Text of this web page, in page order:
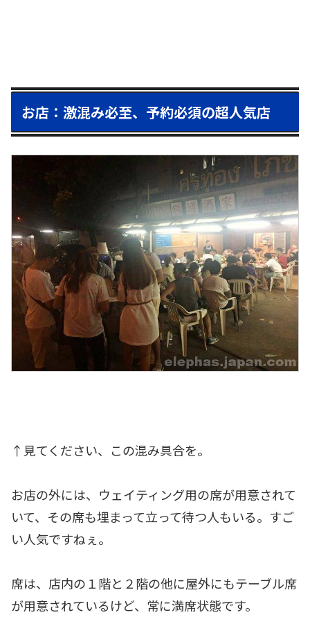
お店：激混み必至、予約必須の超人気店
↑見てください、この混み具合を。
お店の外には、ウェイティング用の席が用意されて
いて、その席も埋まって立って待つ人もいる。すご
い人気ですねぇ。
席は、店内の１階と２階の他に屋外にもテーブル席
が用意されているけど、常に満席状態です。